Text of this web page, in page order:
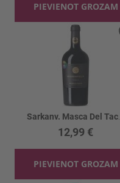
PIEVIENOT GROZAM
12,99 €
PIEVIENOT GROZAM